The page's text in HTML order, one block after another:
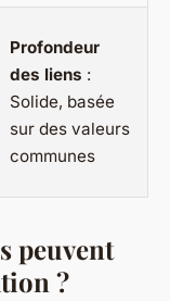
Profondeur
des liens :
Solide, basée
sur des valeurs
communes
peuvent
?